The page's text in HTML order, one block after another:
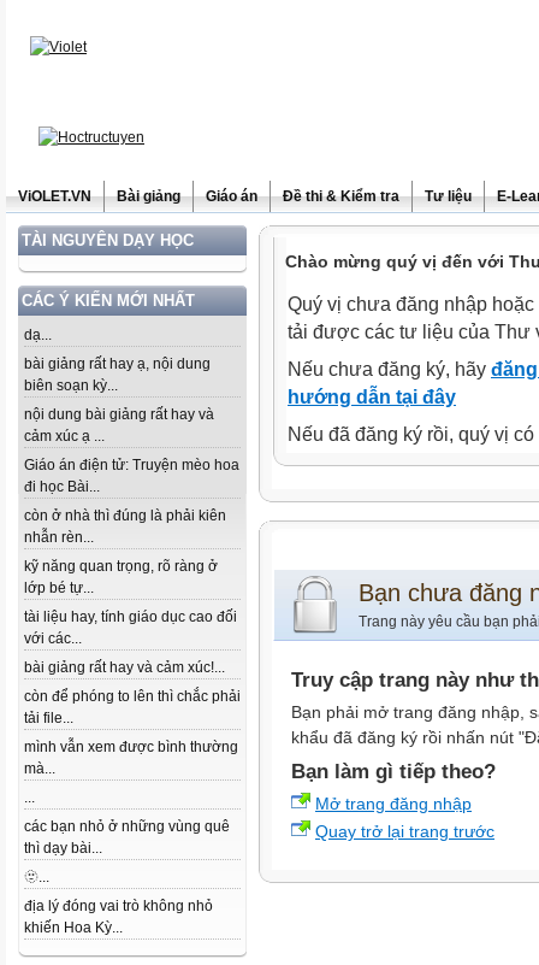
ViOLET.VN Bài giảng Giáo án Đề thi & Kiểm tra Tư liệu E-
TÀI NGUYÊN DẠY HỌC
CÁC Ý KIẾN MỚI NHẤT
dạ...
bài giảng rất hay ạ, nội dung
biên soạn kỳ...
nội dung bài giảng rất hay và
cảm xúc ạ ...
Giáo án điện tử: Truyện mèo hoa
đi học Bài...
còn ở nhà thì đúng là phải kiên
nhẫn rèn...
kỹ năng quan trọng, rõ ràng ở
lớp bé tự...
tài liệu hay, tính giáo dục cao đối
với các...
bài giảng rất hay và cảm xúc!...
còn để phóng to lên thì chắc phải
tải file...
mình vẫn xem được bình thường
mà...
...
các bạn nhỏ ở những vùng quê
thì dạy bài...
🫥...
địa lý đóng vai trò không nhỏ
khiến Hoa Kỳ...
Chào mừng quý vị đến với
Quý vị chưa đăng nhập
tải được các tư liệu của Thư
Nếu chưa đăng ký, hãy
hướng dẫn tại đây
Nếu đã đăng ký rồi, quý vị
Bạn chưa đăng
Trang này yêu cầu bạn
Truy cập trang này như
Bạn phải mở trang đăng nhập,
khẩu đã đăng ký rồi nhấn nút
Bạn làm gì tiếp theo?
Mở trang đăng nhập
Quay trở lại trang trước